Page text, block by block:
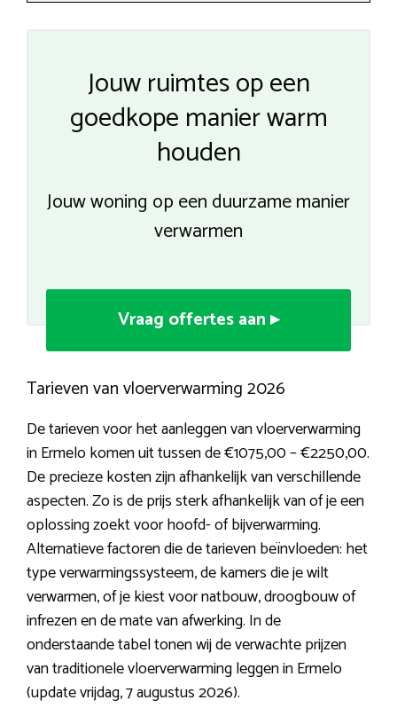
Jouw ruimtes op een
goedkope manier warm
houden
Jouw woning op een duurzame manier
verwarmen
Vraag offertes aan ▸
Tarieven van vloerverwarming 2026
De tarieven voor het aanleggen van vloerverwarming
in Ermelo komen uit tussen de €1075,00 – €2250,00.
De precieze kosten zijn afhankelijk van verschillende
aspecten. Zo is de prijs sterk afhankelijk van of je een
oplossing zoekt voor hoofd- of bijverwarming.
Alternatieve factoren die de tarieven beïnvloeden: het
type verwarmingssysteem, de kamers die je wilt
verwarmen, of je kiest voor natbouw, droogbouw of
infrezen en de mate van afwerking. In de
onderstaande tabel tonen wij de verwachte prijzen
van traditionele vloerverwarming leggen in Ermelo
(update vrijdag, 7 augustus 2026).